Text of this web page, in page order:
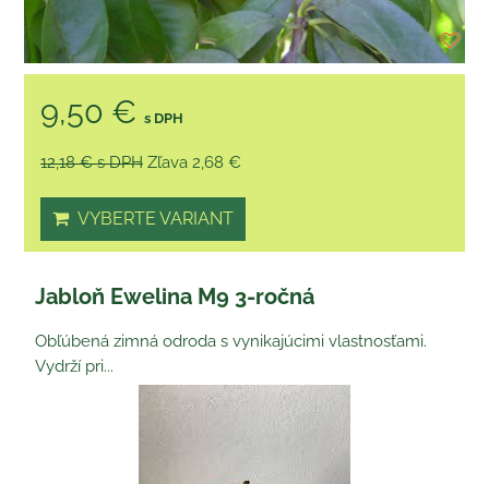
9,50 € s DPH
12,18 €s DPH Zľava 2,68 €
VYBERTE VARIANT
Jabloň Ewelina M9 3-ročná
Obľúbená zimná odroda s vynikajúcimi vlastnosťami.
Vydrží pri...